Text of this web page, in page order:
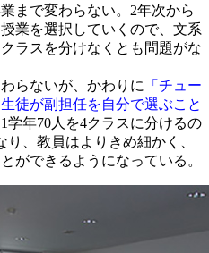
まで変わらない。2年次から
業を選択していくので、文系
ラスを分けなくとも問題がな
らないが、かわりに
「チュー
生徒が副担任を自分で選ぶこと
学年70人を4クラスに分けるの
り、教員はよりきめ細かく、
ができるようになっている。